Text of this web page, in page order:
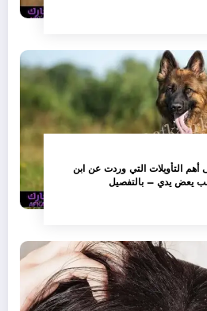
التأويلات التي وردت عن ابن
يعض يدي – بالتفصيل